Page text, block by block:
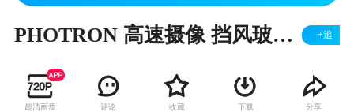
PHOTRON 高速摄像 挡风玻璃试验 +追
超清画质 评论 收藏 下载 分享